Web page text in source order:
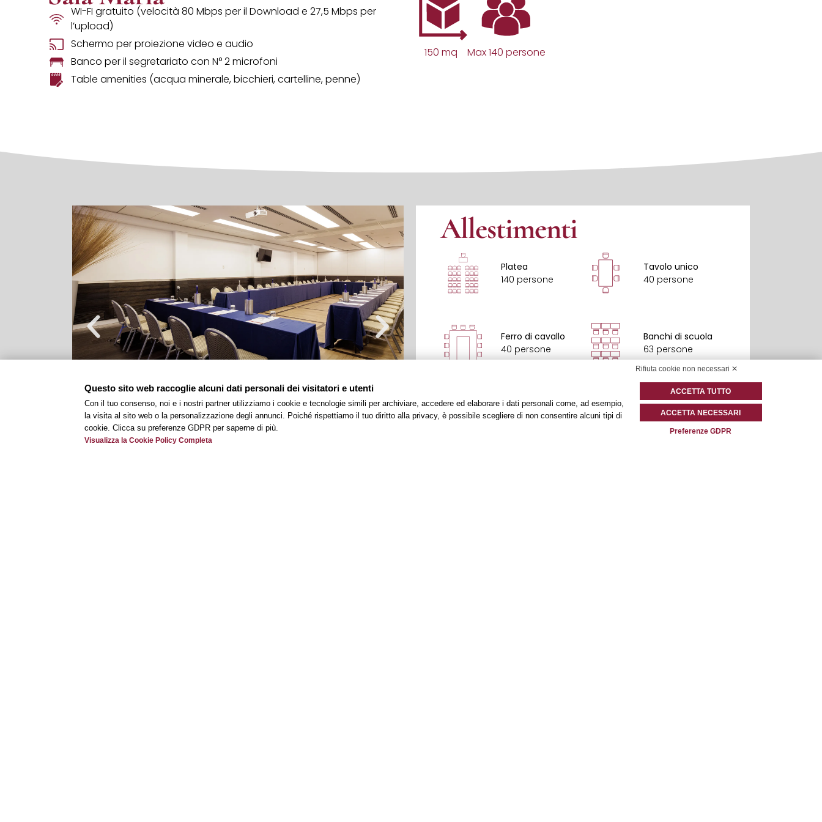
WI-FI gratuito (velocità 80 Mbps per il Download e 27,5 Mbps per
l’upload)
Schermo per proiezione video e audio
Banco per il segretariato con N° 2 microfoni
Table amenities (acqua minerale, bicchieri, cartelline, penne)
150 mq Max 140 persone
Allestimenti
Platea
140 persone
Ferro di cavallo
40 persone
Cabaret
48 persone
Tavolo unico
40 persone
Banchi di scuola
63 persone
Rifiuta cookie non necessari ✕
Questo sito web raccoglie alcuni dati personali dei visitatori e utenti
Con il tuo consenso, noi e i nostri partner utilizziamo i cookie e tecnologie simili per archiviare, accedere ed elaborare i dati personali come, ad esempio,
la visita al sito web o la personalizzazione degli annunci. Poiché rispettiamo il tuo diritto alla privacy, è possibile scegliere di non consentire alcuni tipi di
cookie. Clicca su preferenze GDPR per saperne di più.
Visualizza la Cookie Policy Completa
ACCETTA TUTTO
ACCETTA NECESSARI
Preferenze GDPR